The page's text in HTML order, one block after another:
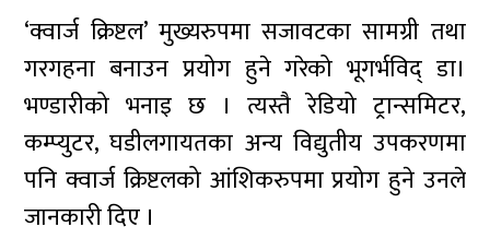
‘क्वार्ज क्रिष्टल’ मुख्यरुपमा सजावटका सामग्री तथा
गरगहना बनाउन प्रयोग हुने गरेको भूगर्भविद् डा।
भण्डारीको भनाइ छ । त्यस्तै रेडियो ट्रान्समिटर,
कम्प्युटर, घडीलगायतका अन्य विद्युतीय उपकरणमा
पनि क्वार्ज क्रिष्टलको आंशिकरुपमा प्रयोग हुने उनले
जानकारी दिए ।